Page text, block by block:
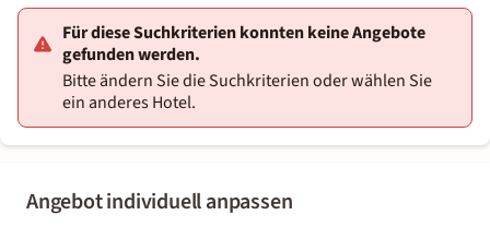
Angebot individuell anpassen
Für diese Suchkriterien konnten keine Angebote
gefunden werden.
Bitte ändern Sie die Suchkriterien oder wählen Sie
ein anderes Hotel.